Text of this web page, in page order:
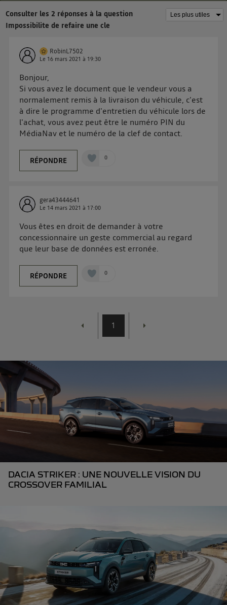
Consulter les 2 réponses à la question
Impossibilite de refaire une cle
RobinL7502
Le 16 mars 2021 à 19:30
Bonjour,
Si vous avez le document que le vendeur vous a
normalement remis à la livraison du véhicule, c'est
à dire le programme d'entretien du véhicule lors de
l'achat, vous avez peut être le numéro PIN du
MédiaNav et le numéro de la clef de contact.
RÉPONDRE 0
gera43444641
Le 14 mars 2021 à 17:00
Vous êtes en droit de demander à votre
concessionnaire un geste commercial au regard
que leur base de données est erronée.
RÉPONDRE 0
1
DACIA STRIKER : UNE NOUVELLE VISION DU
CROSSOVER FAMILIAL
même identifiant. En général :
Pour uneconnexion foyer (ex : Wi-Fi), la personnalisation sera basée
sur la navigation des membres du foyer ayant consentis.
Vous pouvez à tout moment retirer ce consentement
« gérer Utiq » en bas de ce site. Pour plus
d'informations, veuillez consulterla Politique
d'information sur les données personnelles
d'Utiq.